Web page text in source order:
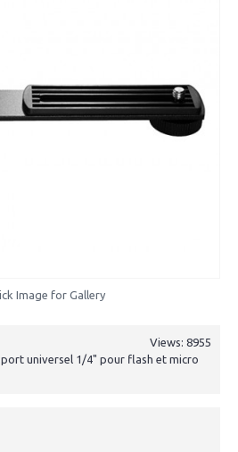
Image for Gallery
Views: 8955
universel 1/4" pour flash et micro